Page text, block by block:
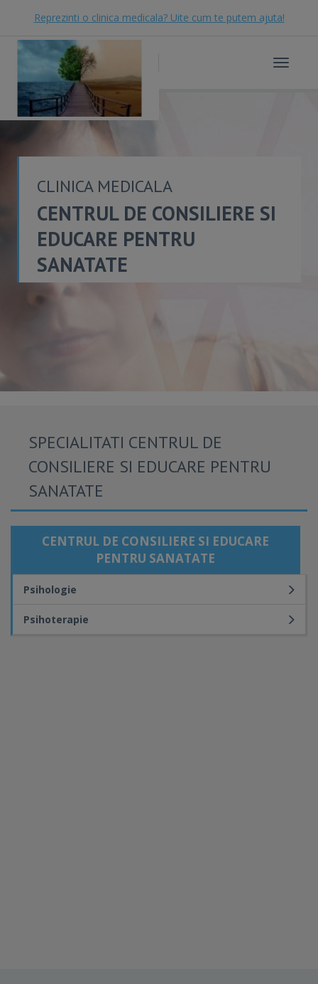
Reprezinti o clinica medicala? Uite cum te putem ajuta!
Toggle
CLINICA MEDICALA
CENTRUL DE CONSILIERE SI
EDUCARE PENTRU
SANATATE
SPECIALITATI CENTRUL DE
CONSILIERE SI EDUCARE PENTRU
SANATATE
CENTRUL DE CONSILIERE SI EDUCARE
PENTRU SANATATE
Psihologie
Psihoterapie